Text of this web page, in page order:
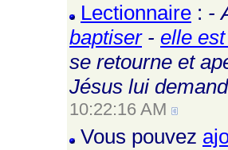
Lectionnaire : -
baptiser- elle
se retourne et
Jésus lui
10:22:16 AM
Vous pouvez